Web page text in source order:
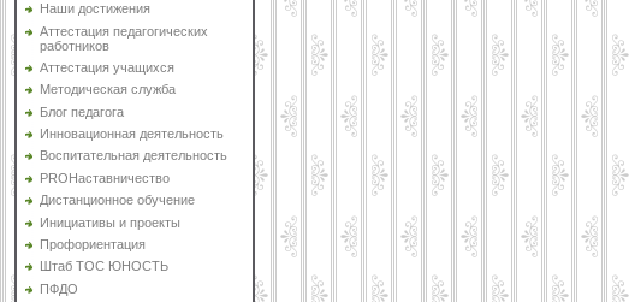
Наши достижения
Аттестация педагогических
работников
Аттестация учащихся
Методическая служба
Блог педагога
Инновационная деятельность
Воспитательная деятельность
PROНаставничество
Дистанционное обучение
Инициативы и проекты
Профориентация
Штаб ТОС ЮНОСТЬ
ПФДО